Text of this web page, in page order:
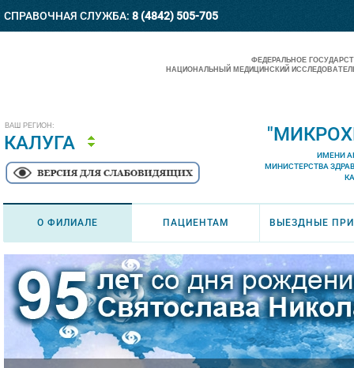
СПРАВОЧНАЯ СЛУЖБА: 8 (4842) 505-705
ВАШ РЕГИОН:
КАЛУГА
ФЕДЕРАЛЬНОЕ
НАЦИОНАЛЬНЫЙ МЕДИЦИНСКИЙ
ИМЕНИ
МИНИСТЕРСТВА
О ФИЛИАЛЕ ПАЦИЕНТАМ ВЫЕЗДНЫЕ